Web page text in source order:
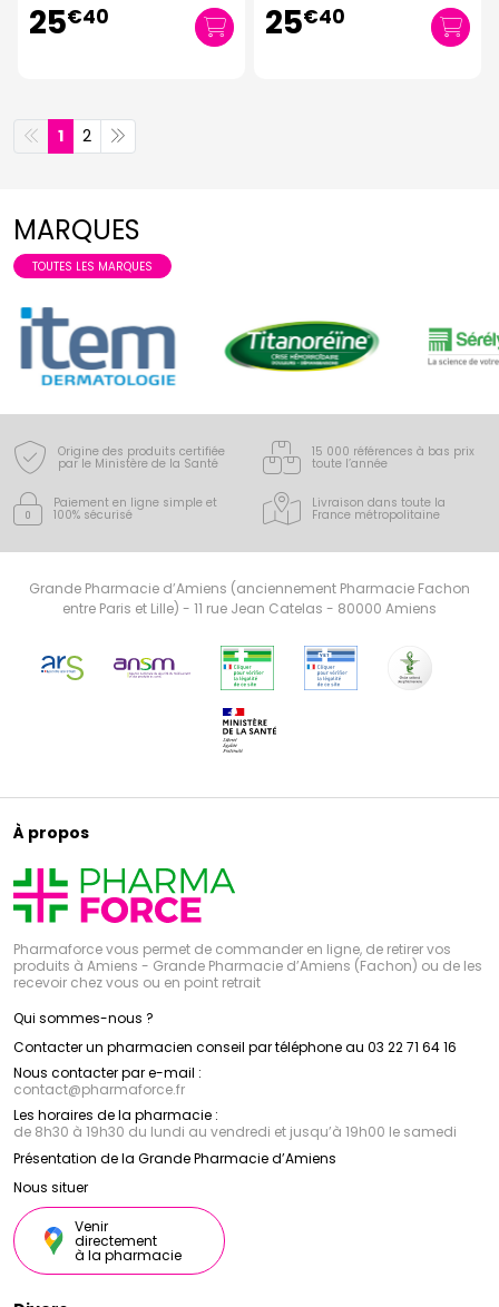
25€40 25€40
1 2
MARQUES
TOUTES LES MARQUES
Origine des produits certifiée
par le Ministère de la Santé
15 000 références à bas prix
toute l’année
Paiement en ligne simple et
100% sécurisé
Livraison dans toute la
France métropolitaine
Grande Pharmacie d’Amiens (anciennement Pharmacie Fachon
entre Paris et Lille) - 11 rue Jean Catelas - 80000 Amiens
À propos
Pharmaforce vous permet de commander en ligne, de retirer vos
produits à Amiens - Grande Pharmacie d’Amiens (Fachon) ou de les
recevoir chez vous ou en point retrait
Qui sommes-nous ?
Contacter un pharmacien conseil par téléphone au 03 22 71 64 16
Nous contacter par e-mail :
contact@pharmaforce.fr
Les horaires de la pharmacie :
de 8h30 à 19h30 du lundi au vendredi et jusqu’à 19h00 le samedi
Présentation de la Grande Pharmacie d’Amiens
Nous situer
Venir
directement
à la pharmacie